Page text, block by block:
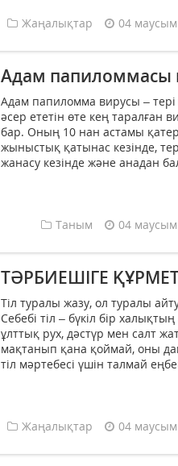
Жаңалықтар 04
Адам папиломмасы
Адам папиломма вирусы –
әсер ететін өте кең таралған
бар. Оның 10 нан астамы
жыныстық қатынас кезінде,
жанасу кезінде және анадан
Таным 04
ТӘРБИЕШІГЕ
Тіл туралы жазу, ол туралы
Себебі тіл – бүкіл бір
ұлттық рух, дәстүр мен салт
мақтанып қана қоймай, оны
тіл мәртебесі үшін талмай
Жаңалықтар 04